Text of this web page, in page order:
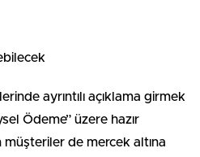
ayrıntılı açıklama girmek
Ödeme” üzere hazır
de mercek altına